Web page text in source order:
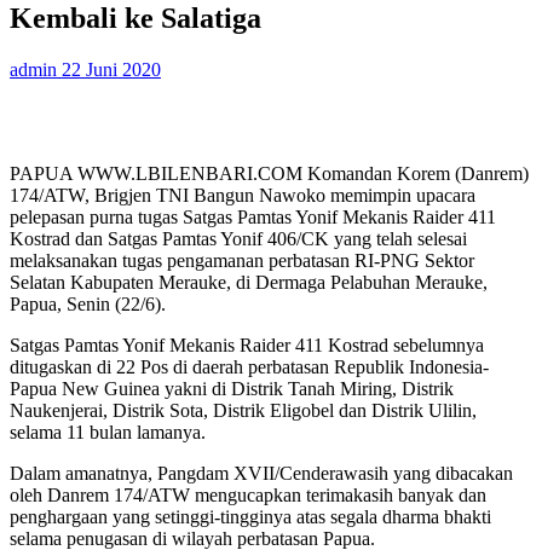
Kembali ke Salatiga
admin 22 Juni 2020
PAPUA WWW.LBILENBARI.COM Komandan Korem (Danrem)
174/ATW, Brigjen TNI Bangun Nawoko memimpin upacara
pelepasan purna tugas Satgas Pamtas Yonif Mekanis Raider 411
Kostrad dan Satgas Pamtas Yonif 406/CK yang telah selesai
melaksanakan tugas pengamanan perbatasan RI-PNG Sektor
Selatan Kabupaten Merauke, di Dermaga Pelabuhan Merauke,
Papua, Senin (22/6).
Satgas Pamtas Yonif Mekanis Raider 411 Kostrad sebelumnya
ditugaskan di 22 Pos di daerah perbatasan Republik Indonesia-
Papua New Guinea yakni di Distrik Tanah Miring, Distrik
Naukenjerai, Distrik Sota, Distrik Eligobel dan Distrik Ulilin,
selama 11 bulan lamanya.
Dalam amanatnya, Pangdam XVII/Cenderawasih yang dibacakan
oleh Danrem 174/ATW mengucapkan terimakasih banyak dan
penghargaan yang setinggi-tingginya atas segala dharma bhakti
selama penugasan di wilayah perbatasan Papua.